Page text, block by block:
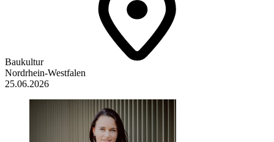
Baukultur
Nordrhein-Westfalen
25.06.2026